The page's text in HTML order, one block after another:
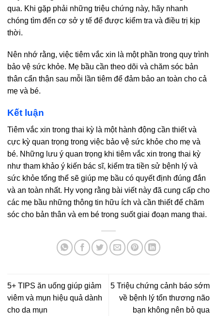
qua. Khi gặp phải những triệu chứng này, hãy nhanh
chóng tìm đến cơ sở y tế để được kiểm tra và điều trị kịp
thời.
Nên nhớ rằng, việc tiêm vắc xin là một phần trong quy trình
bảo vệ sức khỏe. Mẹ bầu cần theo dõi và chăm sóc bản
thân cẩn thận sau mỗi lần tiêm để đảm bảo an toàn cho cả
mẹ và bé.
Kết luận
Tiêm vắc xin trong thai kỳ là một hành động cần thiết và
cực kỳ quan trọng trong việc bảo vệ sức khỏe cho mẹ và
bé. Những lưu ý quan trọng khi tiêm vắc xin trong thai kỳ
như tham khảo ý kiến bác sĩ, kiểm tra tiền sử bệnh lý và
sức khỏe tổng thể sẽ giúp mẹ bầu có quyết định đúng đắn
và an toàn nhất. Hy vọng rằng bài viết này đã cung cấp cho
các mẹ bầu những thông tin hữu ích và cần thiết để chăm
sóc cho bản thân và em bé trong suốt giai đoạn mang thai.
5+ TIPS ăn uống giúp giảm
viêm và mụn hiệu quả dành
cho da mụn
5 Triệu chứng cảnh báo sớm
về bệnh lý tổn thương não
bạn không nên bỏ qua